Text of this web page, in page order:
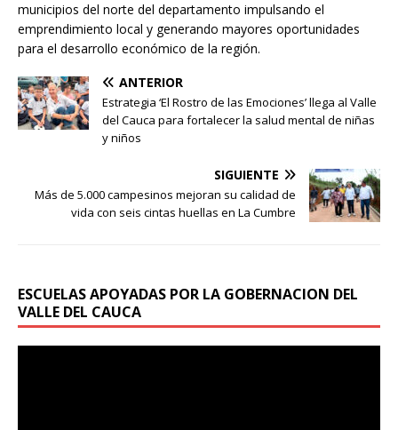
municipios del norte del departamento impulsando el
emprendimiento local y generando mayores oportunidades
para el desarrollo económico de la región.
ANTERIOR
Estrategia ‘El Rostro de las Emociones’ llega al Valle
del Cauca para fortalecer la salud mental de niñas
y niños
SIGUIENTE
Más de 5.000 campesinos mejoran su calidad de
vida con seis cintas huellas en La Cumbre
ESCUELAS APOYADAS POR LA GOBERNACION DEL
VALLE DEL CAUCA